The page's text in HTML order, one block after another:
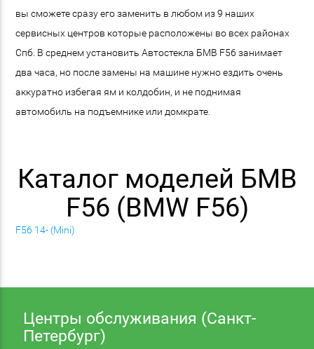
вы сможете сразу его заменить в любом из 9 наших
сервисных центров которые расположены во всех районах
Спб. В среднем установить Автостекла БМВ F56 занимает
два часа, но после замены на машине нужно ездить очень
аккуратно избегая ям и колдобин, и не поднимая
автомобиль на подъемнике или домкрате.
Каталог моделей БМВ
F56 (BMW F56)
F56 14- (Mini)
Центры обслуживания (Санкт-
Петербург)